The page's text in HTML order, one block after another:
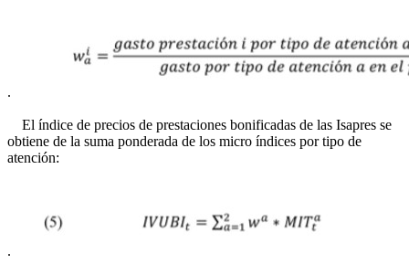
.
El índice de precios de prestaciones bonificadas de las Isapres se
obtiene de la suma ponderada de los micro índices por tipo de
atención:
.